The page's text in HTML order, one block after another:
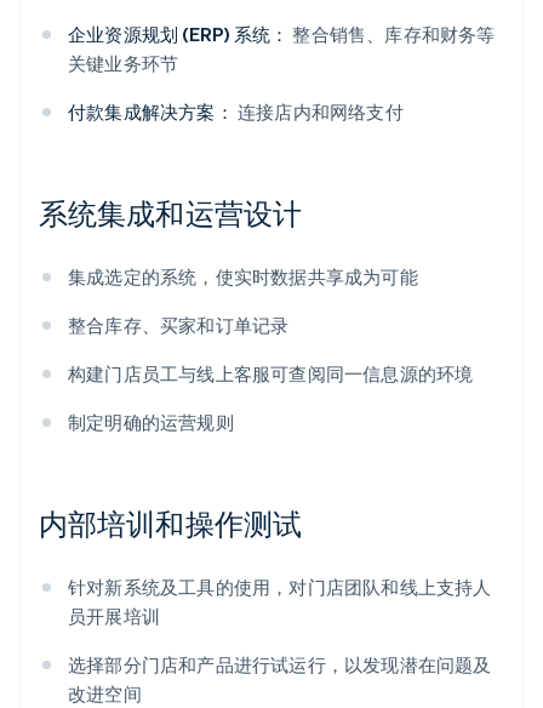
企业资源规划 (ERP) 系统： 整合销售、库存和财务等
关键业务环节
付款集成解决方案： 连接店内和网络支付
系统集成和运营设计
集成选定的系统，使实时数据共享成为可能
整合库存、买家和订单记录
构建门店员工与线上客服可查阅同一信息源的环境
制定明确的运营规则
内部培训和操作测试
针对新系统及工具的使用，对门店团队和线上支持人
员开展培训
选择部分门店和产品进行试运行，以发现潜在问题及
改进空间